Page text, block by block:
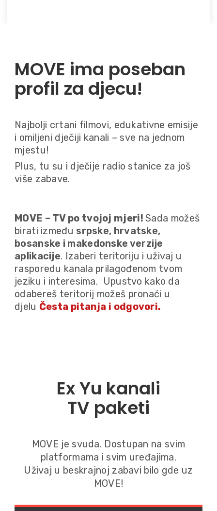
MOVE ima poseban
profil za djecu!
Najbolji crtani filmovi, edukativne emisije
i omiljeni dječiji kanali – sve na jednom
mjestu!
Plus, tu su i dječije radio stanice za još
više zabave.
MOVE – TV po tvojoj mjeri!Sada možeš
birati između srpske, hrvatske,
bosanske i makedonske verzije
aplikacije. Izaberi teritoriju i uživaj u
rasporedu kanala prilagođenom tvom
jeziku i interesima. Upustvo kako da
odabereš teritorij možeš pronaći u
djelu Česta pitanja i odgovori.
Ex Yu kanali
TV paketi
MOVE je svuda. Dostupan na svim
platformama i svim uređajima.
Uživaj u beskrajnoj zabavi bilo gde uz
MOVE!